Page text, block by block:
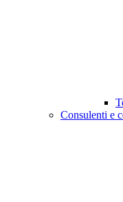
Consulenti e